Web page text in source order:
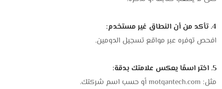
4. تأكد من أن النطاق غير مستخدم:
افحص توفره عبر مواقع تسجيل الدومين.
5. اختر اسمًا يعكس علامتك بدقة:
مثل: motqantech.com أو حسب اسم شركتك.